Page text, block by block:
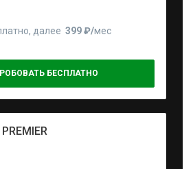
далее 399 ₽⁠/⁠мес
БЕСПЛАТНО